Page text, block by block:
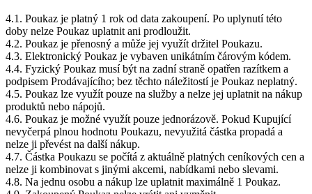
4.1. Poukaz je platný 1 rok od data zakoupení. Po uplynutí této
doby nelze Poukaz uplatnit ani prodloužit.
4.2. Poukaz je přenosný a může jej využít držitel Poukazu.
4.3. Elektronický Poukaz je vybaven unikátním čárovým kódem.
4.4. Fyzický Poukaz musí být na zadní straně opatřen razítkem a
podpisem Prodávajícího; bez těchto náležitostí je Poukaz neplatný.
4.5. Poukaz lze využít pouze na služby a nelze jej uplatnit na nákup
produktů nebo nápojů.
4.6. Poukaz je možné využít pouze jednorázově. Pokud Kupující
nevyčerpá plnou hodnotu Poukazu, nevyužitá částka propadá a
nelze ji převést na další nákup.
4.7. Částka Poukazu se počítá z aktuálně platných ceníkových cen a
nelze ji kombinovat s jinými akcemi, nabídkami nebo slevami.
4.8. Na jednu osobu a nákup lze uplatnit maximálně 1 Poukaz.